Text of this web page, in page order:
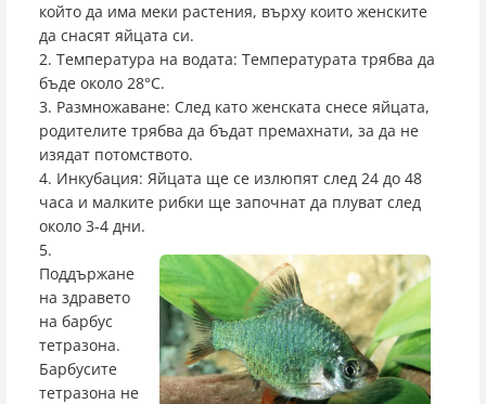
който да има меки растения, върху които женските
да снасят яйцата си.
2. Температура на водата: Температурата трябва да
бъде около 28°C.
3. Размножаване: След като женската снесе яйцата,
родителите трябва да бъдат премахнати, за да не
изядат потомството.
4. Инкубация: Яйцата ще се излюпят след 24 до 48
часа и малките рибки ще започнат да плуват след
около 3-4 дни.
5.
Поддържане
на здравето
на барбус
тетразона.
Барбусите
тетразона не